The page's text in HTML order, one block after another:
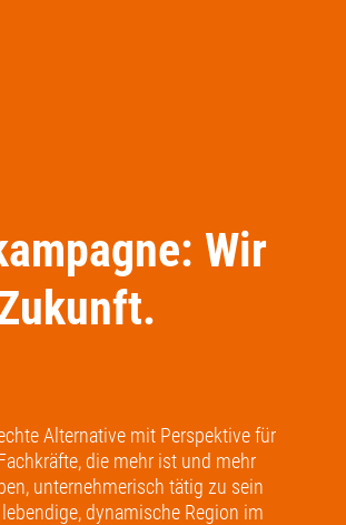
Wir
Alternative mit Perspektive für
die mehr ist und mehr
unternehmerisch tätig zu sein
dynamische Region im